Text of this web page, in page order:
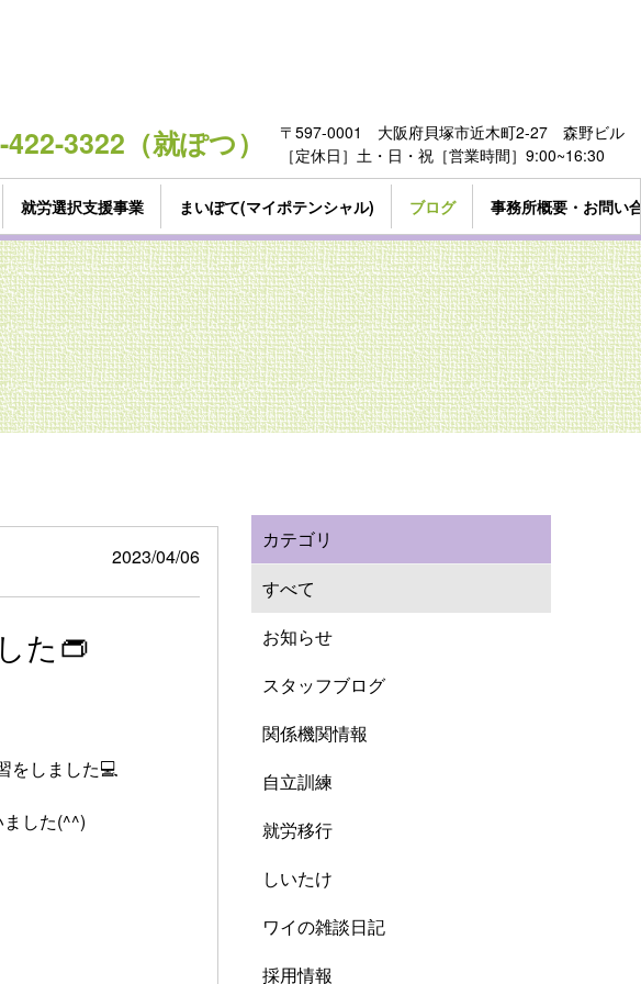
3322（就ぽつ）
〒597-0001 大阪府貝塚市近木町2-27 森野ビル
［定休日］土・日・祝［営業時間］9:00~16:30
就労選択支援事業 まいぽて(マイポテンシャル) ブログ 事務所概要・お問い
2023/04/06
た👝
をしました💻
した(^^)
カテゴリ
すべて
お知らせ
スタッフブログ
関係機関情報
自立訓練
就労移行
しいたけ
ワイの雑談日記
採用情報